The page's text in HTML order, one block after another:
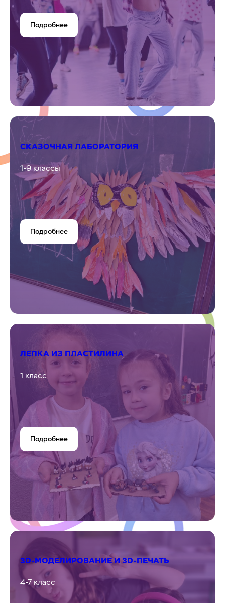
КЛУБ ЖУРНАЛИСТИКИ
5-9 классы
Подробнее
СПОРТИВНЫЕ ТАНЦЫ
2-9 классы
СКАЗОЧНАЯ ЛАБОРАТОРИЯ
1-9 классы